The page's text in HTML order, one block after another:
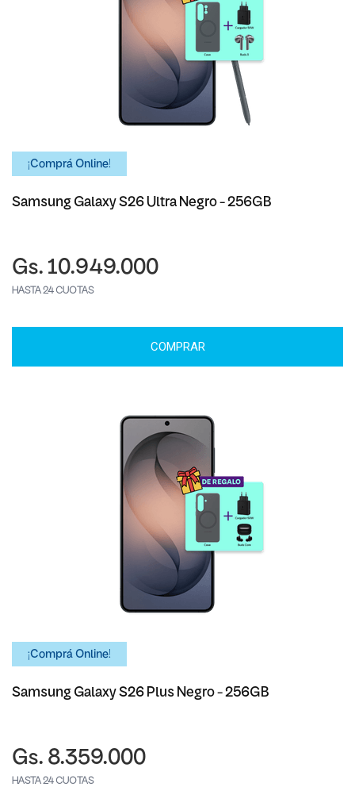
¡Comprá Online!
Samsung Galaxy S26 Ultra Negro - 256GB
Gs. 10.949.000
HASTA 24 CUOTAS
COMPRAR
¡Comprá Online!
Samsung Galaxy S26 Plus Negro - 256GB
Gs. 8.359.000
HASTA 24 CUOTAS